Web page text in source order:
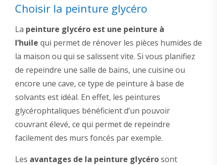
Choisir la peinture glycéro
La peinture glycéro est une peinture à
l’huile qui permet de rénover les pièces humides de
la maison ou qui se salissent vite. Si vous planifiez
de repeindre une salle de bains, une cuisine ou
encore une cave, ce type de peinture à base de
solvants est idéal. En effet, les peintures
glycérophtaliques bénéficient d’un pouvoir
couvrant élevé, ce qui permet de repeindre
facilement des murs foncés par exemple.
Les avantages de la peinture glycérosont